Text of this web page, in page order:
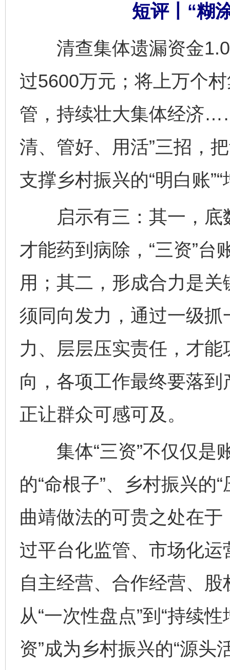
短评丨“糊
清查集体遗漏资金
过5600万元；将上万个
管，持续壮大集体经济
清、管好、用活”三招，
支撑乡村振兴的“明白账”“
启示有三：其一，底
才能药到病除，“三资”
用；其二，形成合力是
须同向发力，通过一级
力、层层压实责任，才
向，各项工作最终要落
正让群众可感可及。
集体“三资”不仅仅是
的“命根子”、乡村振兴的
曲靖做法的可贵之处在于
过平台化监管、市场化
自主经营、合作经营、
从“一次性盘点”到“持续
资”成为乡村振兴的“源头
完善运行机制助力责任有效落实 一纸欠